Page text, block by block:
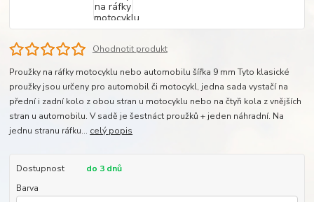
Ohodnotit produkt
Proužky na ráfky motocyklu nebo automobilu šířka 9 mm Tyto klasické
proužky jsou určeny pro automobil či motocykl, jedna sada vystačí na
přední i zadní kolo z obou stran u motocyklu nebo na čtyři kola z vnějších
stran u automobilu. V sadě je šestnáct proužků + jeden náhradní. Na
jednu stranu ráfku... celý popis
Dostupnost
do 3 dnů
Barva